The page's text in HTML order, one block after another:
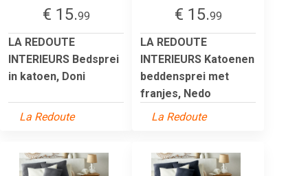
€ 15.99
LA REDOUTE
INTERIEURS Bedsprei
in katoen, Doni
La Redoute
€ 15.99
LA REDOUTE
INTERIEURS Katoenen
beddensprei met
franjes, Nedo
La Redoute